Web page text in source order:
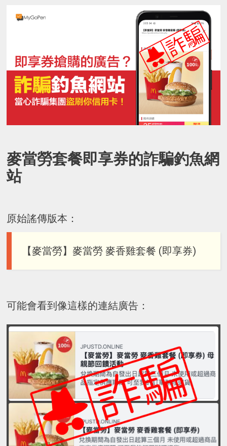
麥當勞套餐即享券的詐騙釣魚網
站
原始謠傳版本：
【麥當勞】麥當勞 麥香雞套餐 (即享券)
可能會看到像這樣的連結廣告：